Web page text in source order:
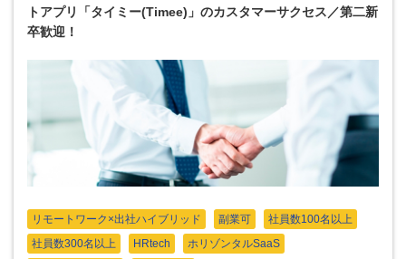
トアプリ「タイミー(Timee)」のカスタマーサクセス／第二新
卒歓迎！
リモートワーク×出社ハイブリッド 副業可
社員数100名以上
社員数300名以上
HRtech
ホリゾンタルSaaS